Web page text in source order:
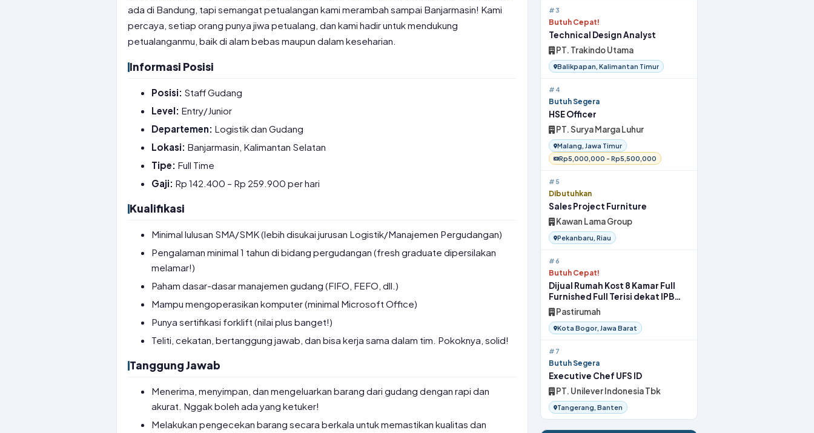
ada di Bandung, tapi semangat petualangan kami merambah sampai Banjarmasin! Kami
percaya, setiap orang punya jiwa petualang, dan kami hadir untuk mendukung
petualanganmu, baik di alam bebas maupun dalam keseharian.
Informasi Posisi
Posisi: Staff Gudang
Level: Entry/Junior
Departemen: Logistik dan Gudang
Lokasi: Banjarmasin, Kalimantan Selatan
Tipe: Full Time
Gaji: Rp 142.400 – Rp 259.900 per hari
Kualifikasi
Minimal lulusan SMA/SMK (lebih disukai jurusan Logistik/Manajemen Pergudangan)
Pengalaman minimal 1 tahun di bidang pergudangan (fresh graduate dipersilakan
melamar!)
Paham dasar-dasar manajemen gudang (FIFO, FEFO, dll.)
Mampu mengoperasikan komputer (minimal Microsoft Office)
Punya sertifikasi forklift (nilai plus banget!)
Teliti, cekatan, bertanggung jawab, dan bisa kerja sama dalam tim. Pokoknya, solid!
Tanggung Jawab
Menerima, menyimpan, dan mengeluarkan barang dari gudang dengan rapi dan
akurat. Nggak boleh ada yang ketuker!
Melakukan pengecekan barang secara berkala untuk memastikan kualitas dan
#3
Butuh Cepat!
Technical Design Analyst
PT. Trakindo Utama
Balikpapan, Kalimantan Timur
#4
Butuh Segera
HSE Officer
PT. Surya Marga Luhur
Malang, Jawa Timur
Rp5,000,000 - Rp5,500,000
#5
Dibutuhkan
Sales Project Furniture
Kawan Lama Group
Pekanbaru, Riau
#6
Butuh Cepat!
Dijual Rumah Kost 8 Kamar Full
Furnished Full Terisi dekat IPB
Bogor
Pastirumah
Kota Bogor, Jawa Barat
#7
Butuh Segera
Executive Chef UFS ID
PT. Unilever Indonesia Tbk
Tangerang, Banten